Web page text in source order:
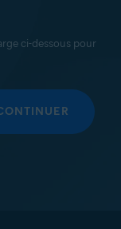
ci-dessous pour